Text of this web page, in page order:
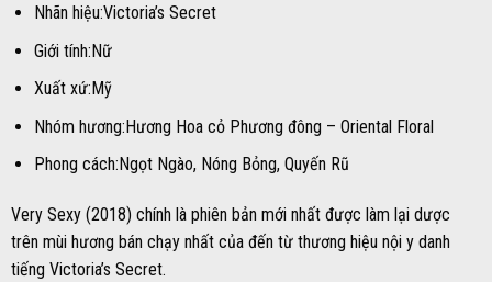
Nhãn hiệu:Victoria’s Secret
Giới tính:Nữ
Xuất xứ:Mỹ
Nhóm hương:Hương Hoa cỏ Phương đông – Oriental Floral
Phong cách:Ngọt Ngào, Nóng Bỏng, Quyến Rũ
Very Sexy (2018) chính là phiên bản mới nhất được làm lại dược
trên mùi hương bán chạy nhất của đến từ thương hiệu nội y danh
tiếng Victoria’s Secret.